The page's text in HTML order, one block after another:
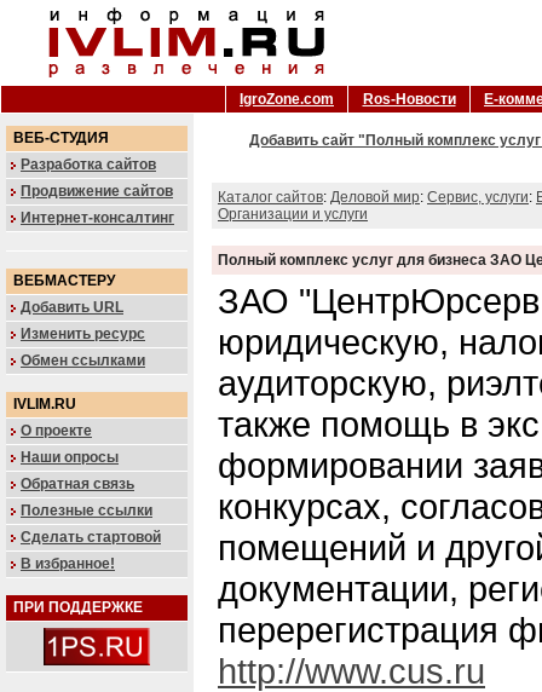
IgroZone.com Ros-Новости Е-
ВЕБ-СТУДИЯ
Разработка сайтов
Продвижение сайтов
Интернет-консалтинг
ВЕБМАСТЕРУ
Добавить URL
Изменить ресурс
Обмен ссылками
IVLIM.RU
О проекте
Наши опросы
Обратная связь
Полезные ссылки
Сделать стартовой
В избранное!
ПРИ ПОДДЕРЖКЕ
Добавить сайт "Полный комплекс
Каталог сайтов: Деловой мир: Сервис, услуги:
Организации и услуги
Полный комплекс услуг для бизнеса ЗАО
ЗАО
юридическую,
аудиторскую,
также помощь в
формировании
конкурсах,
помещений и
документации,
перерегистрация
http://www.cus.ru